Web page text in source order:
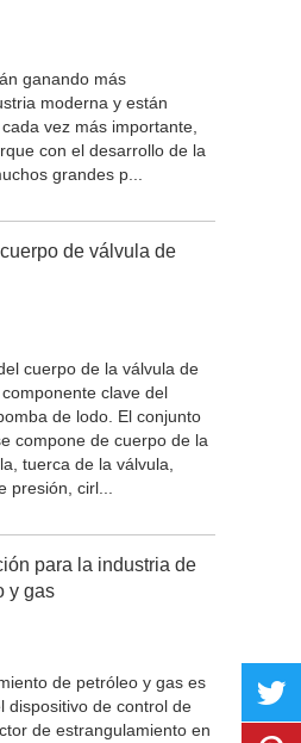
ganando más
moderna y están
vez más importante,
con el desarrollo de la
grandes p...
de válvula de
cuerpo de la válvula de
clave del
de lodo. El conjunto
compone de cuerpo de la
tuerca de la válvula,
cirl...
para la industria de
y gas
de petróleo y gas es
dispositivo de control de
de estrangulamiento en